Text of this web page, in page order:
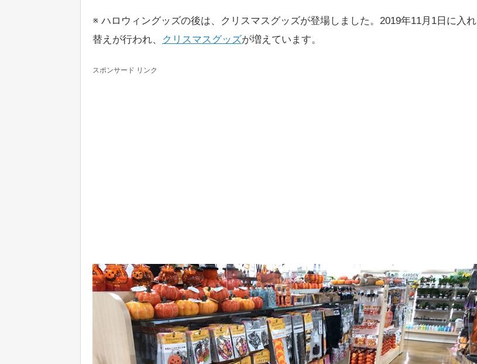
※ ハロウィングッズの後は、クリスマスグッズが登場しました。2019年11月1日に入れ
替えが行われ、
クリスマスグッズが増えています。
スポンサード リンク